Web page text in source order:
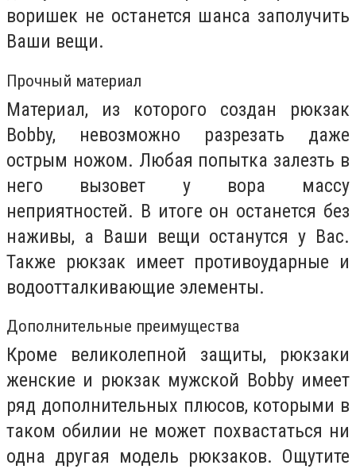
воришек не останется шанса заполучить
Ваши вещи.
Прочный материал
Материал, из которого создан рюкзак
Bobby, невозможно разрезать даже
острым ножом. Любая попытка залезть в
него вызовет у вора массу
неприятностей. В итоге он останется без
наживы, а Ваши вещи останутся у Вас.
Также рюкзак имеет противоударные и
водоотталкивающие элементы.
Дополнительные преимущества
Кроме великолепной защиты, рюкзаки
женские и рюкзак мужской Bobby имеет
ряд дополнительных плюсов, которыми в
таком обилии не может похвастаться ни
одна другая модель рюкзаков. Ощутите